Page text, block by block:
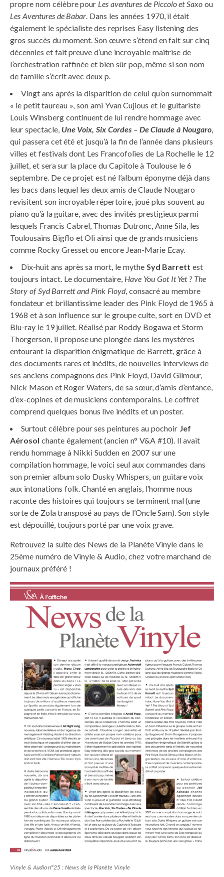
propre nom célèbre pour Les aventures de Piccolo et Saxo ou
Les Aventures de Babar. Dans les années 1970, il était
également le spécialiste des reprises Easy listening des
gros succès du moment. Son œuvre s’étend en fait sur cinq
décennies et fait preuve d’une incroyable maîtrise de
l’orchestration raffinée et bien sûr pop, même si son nom
de famille s’écrit avec deux p.
Vingt ans après la disparition de celui qu’on surnommait
« le petit taureau », son ami Yvan Cujious et le guitariste
Louis Winsberg continuent de lui rendre hommage avec
leur spectacle, Une Voix, Six Cordes – De Claudeà Nougaro,
qui passera cet été et jusqu’à la fin de l’année dans plusieurs
villes et festivals dont Les Francofolies de La Rochelle le 12
juillet, et sera sur la place du Capitole à Toulouse le 6
septembre. De ce projet est né l’album éponyme déjà dans
les bacs dans lequel les deux amis de Claude Nougaro
revisitent son incroyable répertoire, joué plus souvent au
piano qu’à la guitare, avec des invités prestigieux parmi
lesquels Francis Cabrel, Thomas Dutronc, Anne Sila, les
Toulousains Bigflo et Oli ainsi que de grands musiciens
comme Rocky Gresset ou encore Jean-Marie Ecay.
Dix-huit ans après sa mort, le mythe Syd Barrett est
toujours intact. Le documentaire, Have You Got It Yet ? The
Story of Syd Barrett and Pink Floyd, consacré au membre
fondateur et brillantissime leader des Pink Floyd de 1965 à
1968 et à son influence sur le groupe culte, sort en DVD et
Blu-ray le 19 juillet. Réalisé par Roddy Bogawa et Storm
Thorgerson, il propose une plongée dans les mystères
entourant la disparition énigmatique de Barrett, grâce à
des documents rares et inédits, de nouvelles interviews de
ses anciens compagnons des Pink Floyd, David Gilmour,
Nick Mason et Roger Waters, de sa sœur, d’amis d’enfance,
d’ex-copines et de musiciens contemporains. Le coffret
comprend quelques bonus live inédits et un poster.
Surtout célèbre pour ses peintures au pochoir Jef
Aérosol chante également (ancien n° V&A #10). Il avait
rendu hommage à Nikki Sudden en 2007 sur une
compilation hommage, le voici seul aux commandes dans
son premier album solo Dusky Whispers, un guitare voix
aux intonations folk. Chanté en anglais, l’homme nous
raconte des histoires qui toujours se terminent mal (une
sorte de Zola transposé au pays de l’Oncle Sam). Son style
est dépouillé, toujours porté par une voix grave.
Retrouvez la suite des News de la Planète Vinyle dans le
25ème numéro de Vinyle & Audio, chez votre marchand de
journaux préféré !
Vinyle & Audio n°25 : News de la Planète Vinyle